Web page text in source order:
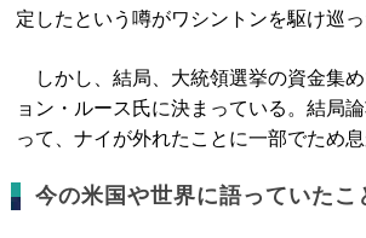
定したという噂がワシントンを駆け巡っ
しかし、結局、大統領選挙の資金集
ョン・ルース氏に決まっている。結局
って、ナイが外れたことに一部でため息
今の米国や世界に語っていたこ